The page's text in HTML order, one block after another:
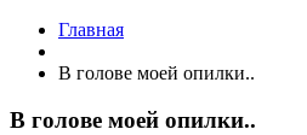
Главная
В голове моей опилки..
В голове моей опилки..